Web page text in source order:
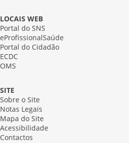
LOCAIS WEB
Portal do SNS
eProfissionalSaúde
Portal do Cidadão
ECDC
OMS
SITE
Sobre o Site
Notas Legais
Mapa do Site
Acessibilidade
Contactos